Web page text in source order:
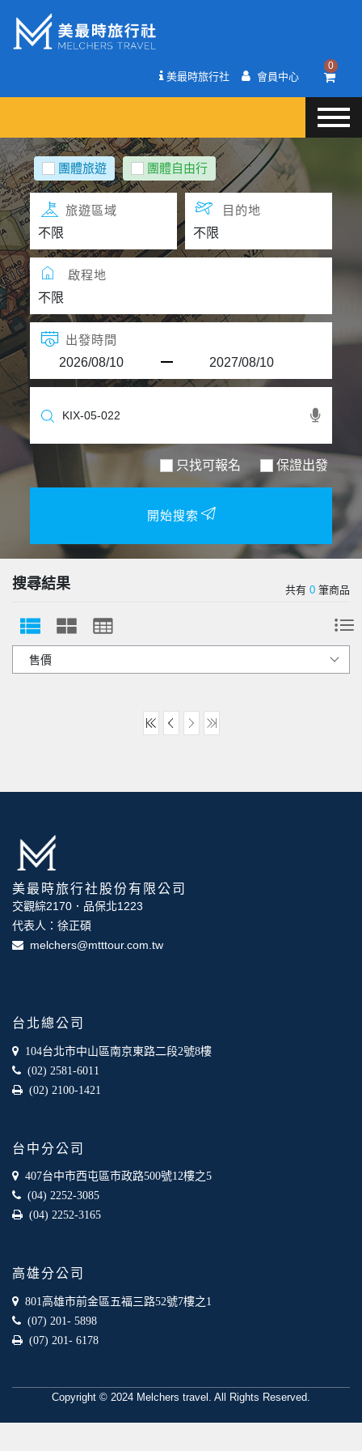
美最時旅行社 會員中心
0
團體旅遊 團體自由行
旅遊區域 目的地
啟程地
出發時間
只找可報名 保證出發
開始搜索
搜尋結果 共有 0 筆商品
美最時旅行社股份有限公司
交觀綜2170．品保北1223
代表人：徐正碩
melchers@mtttour.com.tw
台北總公司
104台北市中山區南京東路二段2號8樓
(02) 2581-6011
(02) 2100-1421
台中分公司
407台中市西屯區市政路500號12樓之5
(04) 2252-3085
(04) 2252-3165
高雄分公司
801高雄市前金區五福三路52號7樓之1
(07) 201- 5898
(07) 201- 6178
Copyright © 2024 Melchers travel. All Rights Reserved.